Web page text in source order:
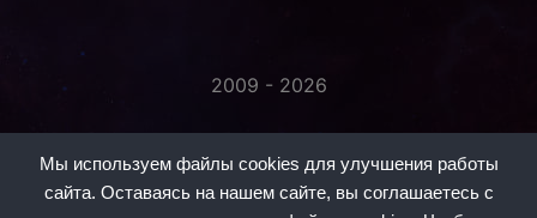
Мы используем файлы cookies для улучшения работы
сайта. Оставаясь на нашем сайте, вы соглашаетесь с
2009 - 2026